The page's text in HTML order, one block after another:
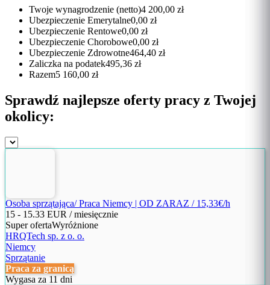
Twoje wynagrodzenie (netto)4 200,00 zł
Ubezpieczenie Emerytalne0,00 zł
Ubezpieczenie Rentowe0,00 zł
Ubezpieczenie Chorobowe0,00 zł
Ubezpieczenie Zdrowotne464,40 zł
Zaliczka na podatek495,36 zł
Razem5 160,00 zł
Sprawdź najlepsze oferty pracy z Twojej
okolicy:
Osoba sprzątająca/ Praca Niemcy | OD ZARAZ / 15,33€/h
15 - 15.33 EUR / miesięcznie
Super ofertaWyróżnione
HRQTech sp. z o. o.
Niemcy
Sprzątanie
Praca za granicą
Wygasa za 11 dni